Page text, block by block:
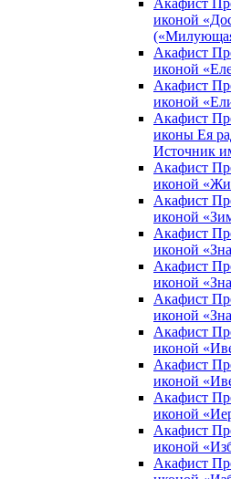
Акафист
иконой
Акафист
иконой
Акафист
иконой
Акафист
иконы Ея
Источник
Акафист
иконой
Акафист
иконой
Акафист
иконой
Акафист
иконой
Акафист
иконой
Акафист
иконой
Акафист
иконой
Акафист
иконой
Акафист
иконой
Акафист